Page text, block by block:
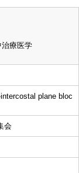
療医学
plane bloc
会